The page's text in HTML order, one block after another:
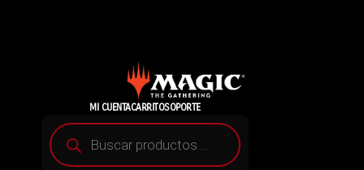
MI CUENTACARRITOSOPORTE